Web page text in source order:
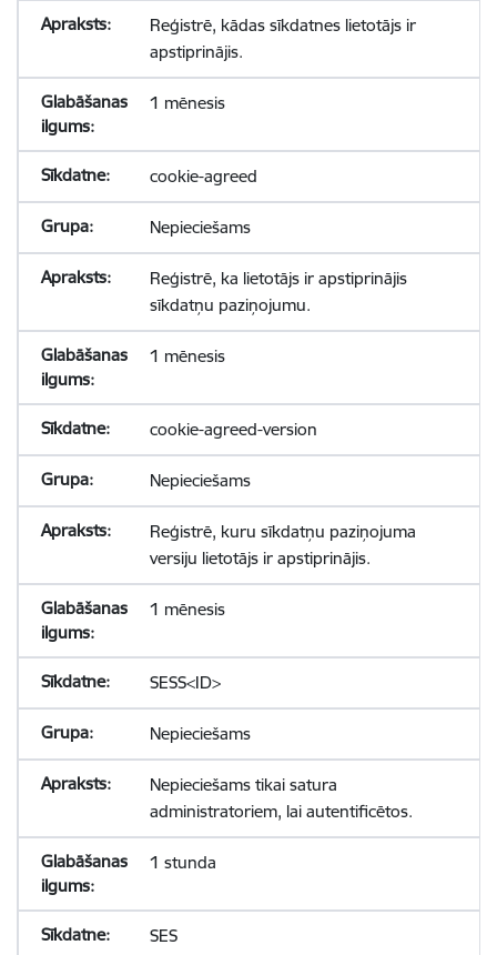
Reģistrē, kādas sīkdatnes lietotājs ir
apstiprinājis.
1 mēnesis
cookie-agreed
Nepieciešams
Reģistrē, ka lietotājs ir apstiprinājis
sīkdatņu paziņojumu.
1 mēnesis
cookie-agreed-version
Nepieciešams
Reģistrē, kuru sīkdatņu paziņojuma
versiju lietotājs ir apstiprinājis.
1 mēnesis
SESS<ID>
Nepieciešams
Nepieciešams tikai satura
administratoriem, lai autentificētos.
1 stunda
SES